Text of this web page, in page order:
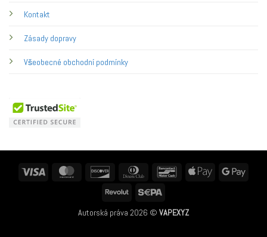
Kontakt
Zásady dopravy
Všeobecné obchodní podmínky
MasterCard Discover
Dinners
BancontactApple
Revolut
Autorská práva 2026 © VAPEXYZ